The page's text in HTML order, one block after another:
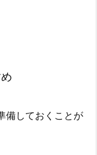
備しておくことが